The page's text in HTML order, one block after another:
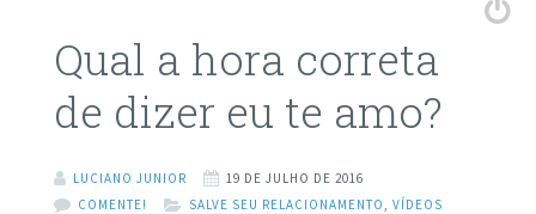
Qual a hora correta
de dizer eu te amo?
LUCIANO JUNIOR
19 DE JULHO DE 2016
COMENTE!
SALVE SEU RELACIONAMENTO VÍDEOS